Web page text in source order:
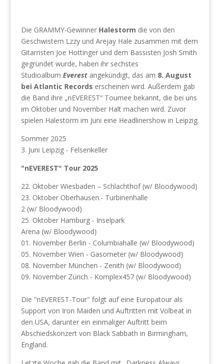
Die GRAMMY-Gewinner Halestorm die von den
Geschwistern Lzzy und Arejay Hale zusammen mit dem
Gitarristen Joe Hottinger und dem Bassisten Josh Smith
gegründet wurde, haben ihr sechstes
Studioalbum Everestangekündigt, das am 8. August
bei Atlantic Records erscheinen wird. Außerdem gab
die Band ihre „nEVEREST“ Tournee bekannt, die bei uns
im Oktober und November Halt machen wird. Zuvor
spielen Halestorm im Juni eine Headlinershow in Leipzig.
Sommer 2025
3. Juni Leipzig - Felsenkeller
"nEVEREST" Tour 2025
22. Oktober Wiesbaden – Schlachthof (w/ Bloodywood)
23. Oktober Oberhausen.- Turbinenhalle
2 (w/ Bloodywood)
25. Oktober Hamburg - Inselpark
Arena (w/ Bloodywood)
01. November Berlin - Columbiahalle (w/ Bloodywood)
05. November Wien - Gasometer (w/ Bloodywood)
08. November München - Zenith (w/ Bloodywood)
09. November Zürich - Komplex457 (w/ Bloodywood)
Die "nEVEREST-Tour" folgt auf eine Europatour als
Support von Iron Maiden und Auftritten mit Volbeat in
den USA, darunter ein einmaliger Auftritt beim
Abschiedskonzert von Black Sabbath in Birmingham,
England.